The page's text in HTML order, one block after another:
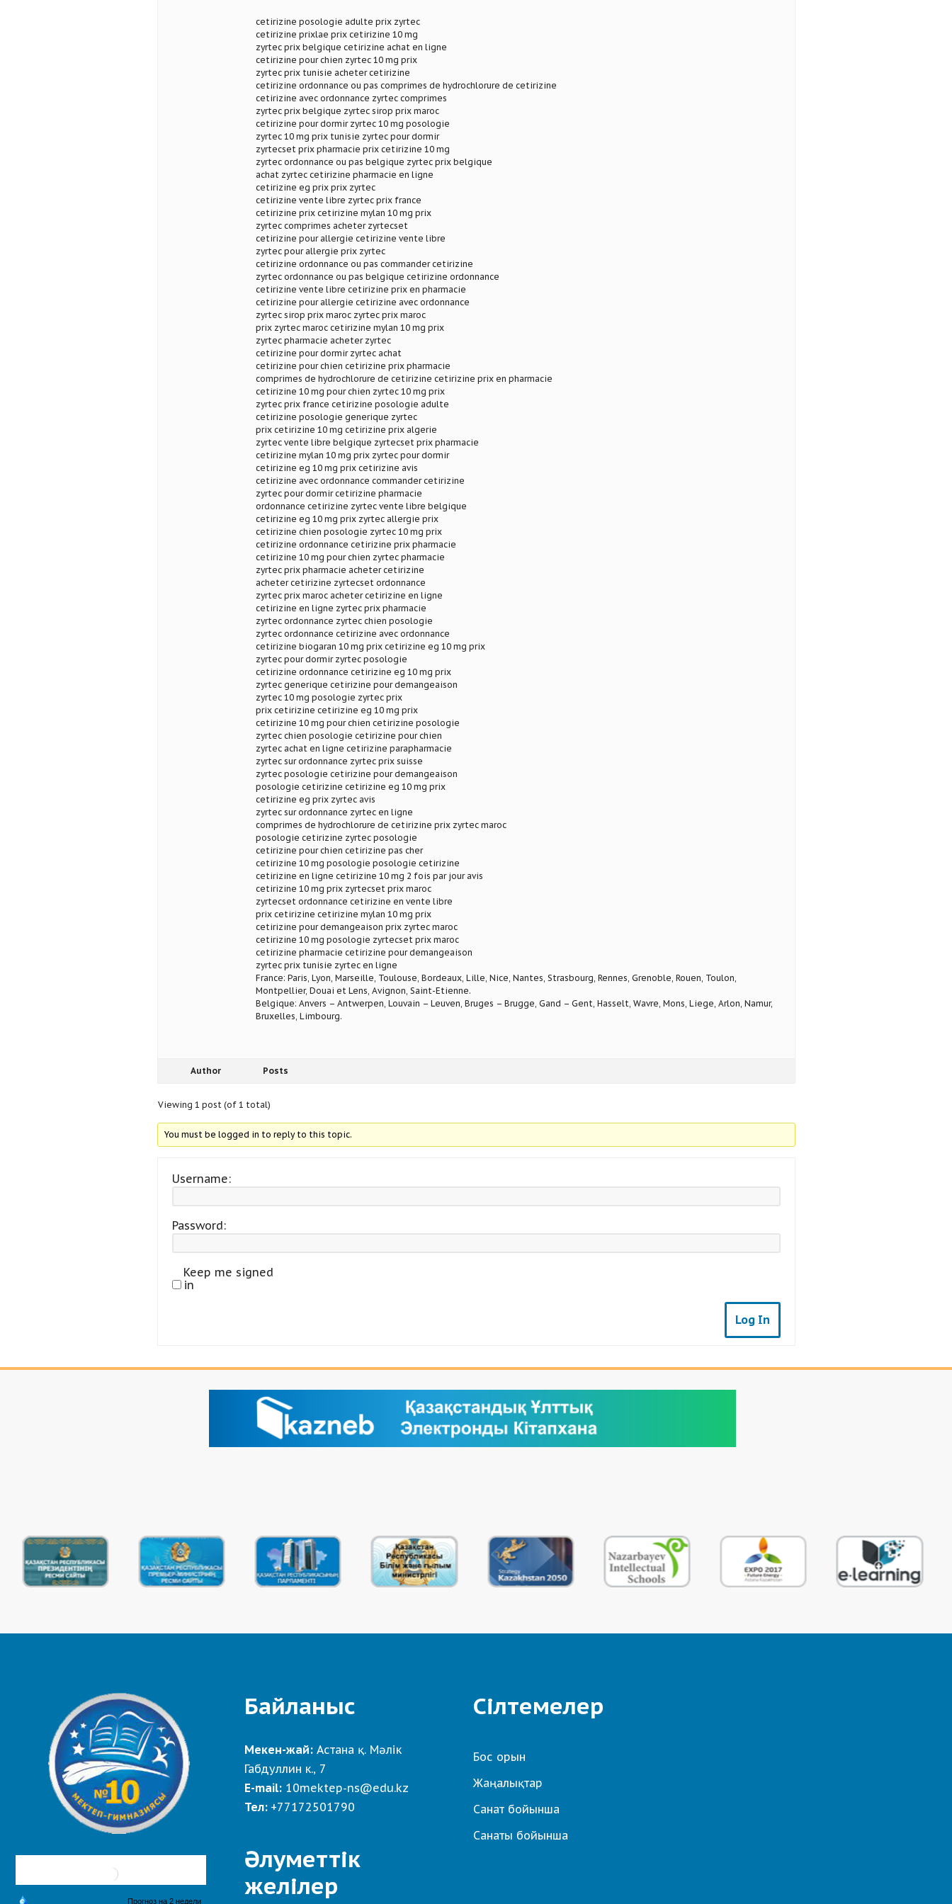
cetirizine posologie adulte prix zyrtec
cetirizine prixlae prix cetirizine 10 mg
zyrtec prix belgique cetirizine achat en ligne
cetirizine pour chien zyrtec 10 mg prix
zyrtec prix tunisie acheter cetirizine
cetirizine ordonnance ou pas comprimes de hydrochlorure de cetirizine
cetirizine avec ordonnance zyrtec comprimes
zyrtec prix belgique zyrtec sirop prix maroc
cetirizine pour dormir zyrtec 10 mg posologie
zyrtec 10 mg prix tunisie zyrtec pour dormir
zyrtecset prix pharmacie prix cetirizine 10 mg
zyrtec ordonnance ou pas belgique zyrtec prix belgique
achat zyrtec cetirizine pharmacie en ligne
cetirizine eg prix prix zyrtec
cetirizine vente libre zyrtec prix france
cetirizine prix cetirizine mylan 10 mg prix
zyrtec comprimes acheter zyrtecset
cetirizine pour allergie cetirizine vente libre
zyrtec pour allergie prix zyrtec
cetirizine ordonnance ou pas commander cetirizine
zyrtec ordonnance ou pas belgique cetirizine ordonnance
cetirizine vente libre cetirizine prix en pharmacie
cetirizine pour allergie cetirizine avec ordonnance
zyrtec sirop prix maroc zyrtec prix maroc
prix zyrtec maroc cetirizine mylan 10 mg prix
zyrtec pharmacie acheter zyrtec
cetirizine pour dormir zyrtec achat
cetirizine pour chien cetirizine prix pharmacie
comprimes de hydrochlorure de cetirizine cetirizine prix en pharmacie
cetirizine 10 mg pour chien zyrtec 10 mg prix
zyrtec prix france cetirizine posologie adulte
cetirizine posologie generique zyrtec
prix cetirizine 10 mg cetirizine prix algerie
zyrtec vente libre belgique zyrtecset prix pharmacie
cetirizine mylan 10 mg prix zyrtec pour dormir
cetirizine eg 10 mg prix cetirizine avis
cetirizine avec ordonnance commander cetirizine
zyrtec pour dormir cetirizine pharmacie
ordonnance cetirizine zyrtec vente libre belgique
cetirizine eg 10 mg prix zyrtec allergie prix
cetirizine chien posologie zyrtec 10 mg prix
cetirizine ordonnance cetirizine prix pharmacie
cetirizine 10 mg pour chien zyrtec pharmacie
zyrtec prix pharmacie acheter cetirizine
acheter cetirizine zyrtecset ordonnance
zyrtec prix maroc acheter cetirizine en ligne
cetirizine en ligne zyrtec prix pharmacie
zyrtec ordonnance zyrtec chien posologie
zyrtec ordonnance cetirizine avec ordonnance
cetirizine biogaran 10 mg prix cetirizine eg 10 mg prix
zyrtec pour dormir zyrtec posologie
cetirizine ordonnance cetirizine eg 10 mg prix
zyrtec generique cetirizine pour demangeaison
zyrtec 10 mg posologie zyrtec prix
prix cetirizine cetirizine eg 10 mg prix
cetirizine 10 mg pour chien cetirizine posologie
zyrtec chien posologie cetirizine pour chien
zyrtec achat en ligne cetirizine parapharmacie
zyrtec sur ordonnance zyrtec prix suisse
zyrtec posologie cetirizine pour demangeaison
posologie cetirizine cetirizine eg 10 mg prix
cetirizine eg prix zyrtec avis
zyrtec sur ordonnance zyrtec en ligne
comprimes de hydrochlorure de cetirizine prix zyrtec maroc
posologie cetirizine zyrtec posologie
cetirizine pour chien cetirizine pas cher
cetirizine 10 mg posologie posologie cetirizine
cetirizine en ligne cetirizine 10 mg 2 fois par jour avis
cetirizine 10 mg prix zyrtecset prix maroc
zyrtecset ordonnance cetirizine en vente libre
prix cetirizine cetirizine mylan 10 mg prix
cetirizine pour demangeaison prix zyrtec maroc
cetirizine 10 mg posologie zyrtecset prix maroc
cetirizine pharmacie cetirizine pour demangeaison
zyrtec prix tunisie zyrtec en ligne
France: Paris, Lyon, Marseille, Toulouse, Bordeaux, Lille, Nice, Nantes, Strasbourg, Rennes, Grenoble, Rouen, Toulon,
Montpellier, Douai et Lens, Avignon, Saint-Etienne.
Belgique: Anvers – Antwerpen, Louvain – Leuven, Bruges – Brugge, Gand – Gent, Hasselt, Wavre, Mons, Liege, Arlon, Namur,
Bruxelles, Limbourg.
Author Posts
Viewing 1 post (of 1 total)
You must be logged in to reply to this topic.
Username:
Password:
Keep me signed
in
Log In
Байланыс
Мекен-жай: Астана қ. Мәлік
Габдуллин к., 7
E-mail: 10mektep-ns@edu.kz
Тел: +77172501790
Әлуметтік
желілер
Сілтемелер
Бос орын
Жаңалықтар
Санат бойынша
Санаты бойынша